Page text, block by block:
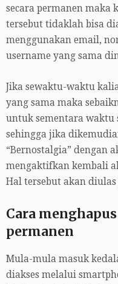
secara permanen maka
tersebut tidaklah bisa
menggunakan email,
username yang sama
Jika sewaktu-waktu
yang sama maka
untuk sementara waktu
sehingga jika
“Bernostalgia” dengan
mengaktifkan kembali
Hal tersebut akan
Cara
permanen
Mula-mula masuk
diakses melalui